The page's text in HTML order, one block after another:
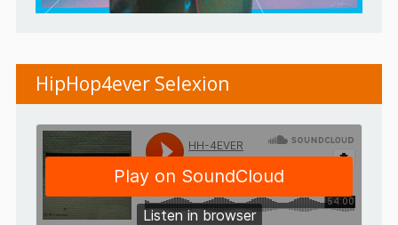
HipHop4ever Selexion